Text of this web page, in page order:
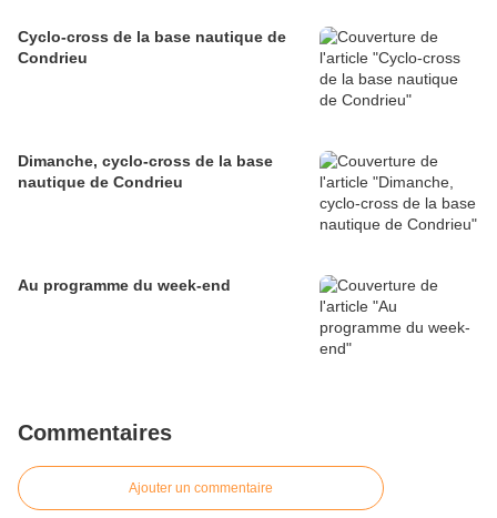
Cyclo-cross de la base nautique de
Condrieu
Dimanche, cyclo-cross de la base
nautique de Condrieu
Au programme du week-end
Commentaires
Ajouter un commentaire